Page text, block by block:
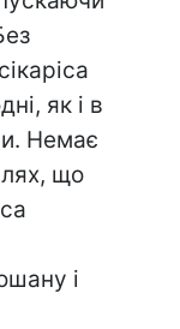
як і в
Немає
що
і